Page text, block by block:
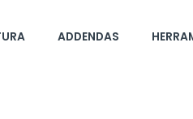
ADDENDAS